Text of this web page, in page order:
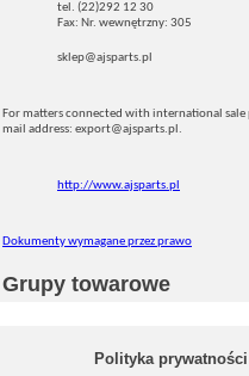
tel. (22)292 12 30
Fax: Nr. wewnętrzny: 305
sklep@ajsparts.pl
For matters connected with international sale
mail address: export@ajsparts.pl.
http://www.ajsparts.pl
Dokumenty wymagane przez prawo
Grupy towarowe
Polityka prywatności